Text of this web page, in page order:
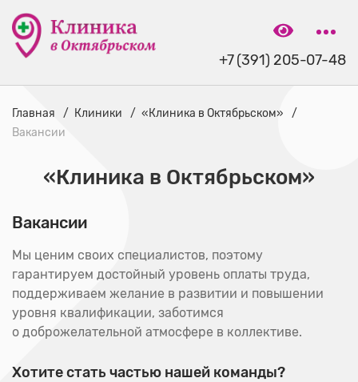
+7 (391) 205-07-48
Главная Клиники
«Клиника в Октябрьском»
Вакансии
«Клиника в Октябрьском»
Вакансии
Мы ценим своих специалистов, поэтому
гарантируем достойный уровень оплаты труда,
поддерживаем желание в развитии и повышении
уровня квалификации, заботимся
о доброжелательной атмосфере в коллективе.
Хотите стать частью нашей команды?